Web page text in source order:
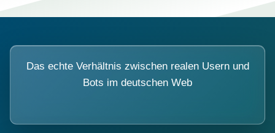
Das echte Verhältnis zwischen realen Usern und
Bots im deutschen Web